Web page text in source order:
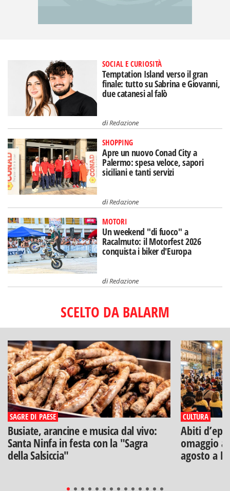
SOCIAL E CURIOSITÀ
Temptation Island verso il gran
finale: tutto su Sabrina e Giovanni,
due catanesi al falò
diRedazione
SHOPPING
Apre un nuovo Conad City a
Palermo: spesa veloce, sapori
siciliani e tanti servizi
diRedazione
MOTORI
Un weekend "di fuoco" a
Racalmuto: il Motorfest 2026
conquista i biker d'Europa
diRedazione
SCELTO DA BALARM
SAGRE DI PAESE
Busiate, arancine e musica dal vivo:
Santa Ninfa in festa con la "Sagra
della Salsiccia"
CULTURA
Abiti
omaggio
agosto a